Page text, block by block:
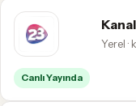
Yerel ·
Canlı Yayında